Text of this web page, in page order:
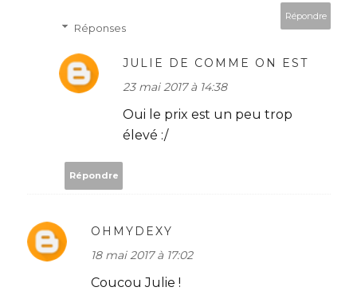
Répondre
Réponses
JULIE DE COMME ON EST
23 mai 2017 à 14:38
Oui le prix est un peu trop
élevé :/
Répondre
OHMYDEXY
18 mai 2017 à 17:02
Coucou Julie !